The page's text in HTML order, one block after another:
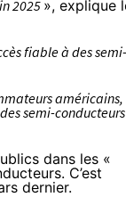
2025 », explique
fiable à des semi-
américains,
semi-conducteurs
dans les «
C’est
dernier.